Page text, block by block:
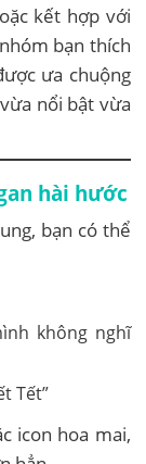
kết hợp với
bạn thích
ưa chuộng
nổi bật vừa
hài hước
bạn có thể
không nghĩ
Tết”
icon hoa mai,